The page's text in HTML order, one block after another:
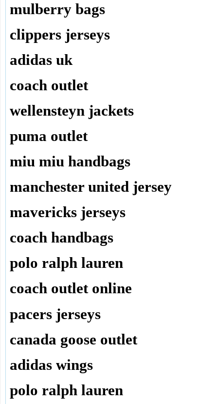
mulberry bags
clippers jerseys
adidas uk
coach outlet
wellensteyn jackets
puma outlet
miu miu handbags
manchester united jersey
mavericks jerseys
coach handbags
polo ralph lauren
coach outlet online
pacers jerseys
canada goose outlet
adidas wings
polo ralph lauren